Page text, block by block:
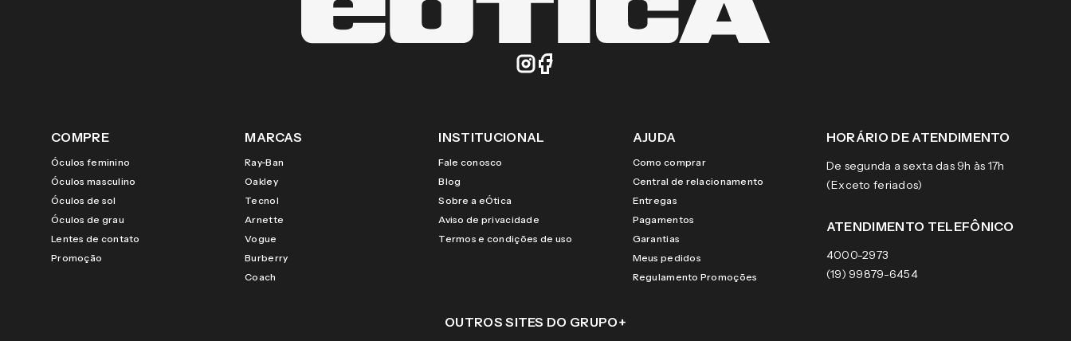
COMPRE
Óculos feminino
Óculos masculino
Óculos de sol
Óculos de grau
Lentes de contato
Promoção
MARCAS
Ray-Ban
Oakley
Tecnol
Arnette
Vogue
Burberry
Coach
INSTITUCIONAL
Fale conosco
Blog
Sobre a eÓtica
Aviso de privacidade
Termos e condições de uso
AJUDA
Como comprar
Central de relacionamento
Entregas
Pagamentos
Garantias
Meus pedidos
Regulamento Promoções
HORÁRIO DE ATENDIMENTO
De segunda a sexta das 9h às 17h
(Exceto feriados)
ATENDIMENTO TELEFÔNICO
4000-2973
(19) 99879-6454
OUTROS SITES DO GRUPO+